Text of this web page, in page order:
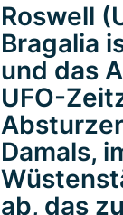
Roswell
Bragalia
und das
UFO-
Damals,
ab, das